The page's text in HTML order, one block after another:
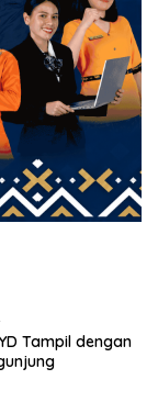
Tampil dengan